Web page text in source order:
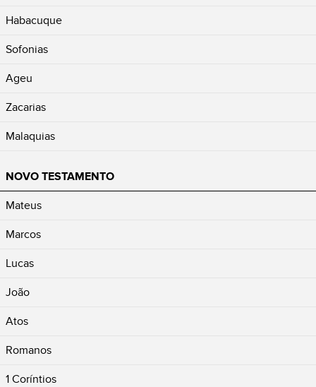
Habacuque
Sofonias
Ageu
Zacarias
Malaquias
NOVO TESTAMENTO
Mateus
Marcos
Lucas
João
Atos
Romanos
1 Coríntios